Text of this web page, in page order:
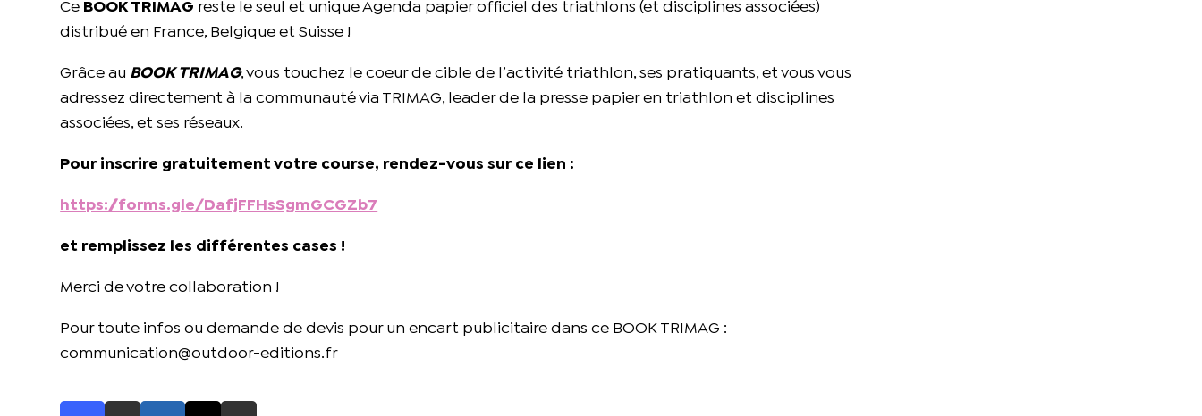
Ce BOOK TRIMAG reste le seul et unique Agenda papier officiel des triathlons (et disciplines associées)
distribué en France, Belgique et Suisse !
Grâce au BOOK TRIMAG, vous touchez le coeur de cible de l’activité triathlon, ses pratiquants, et vous vous
adressez directement à la communauté via TRIMAG, leader de la presse papier en triathlon et disciplines
associées, et ses réseaux.
Pour inscrire gratuitement votre course, rendez-vous sur ce lien :
https://forms.gle/DafjFFHsSgmGCGZb7
et remplissez les différentes cases !
Merci de votre collaboration !
Pour toute infos ou demande de devis pour un encart publicitaire dans ce BOOK TRIMAG :
communication@outdoor-editions.fr